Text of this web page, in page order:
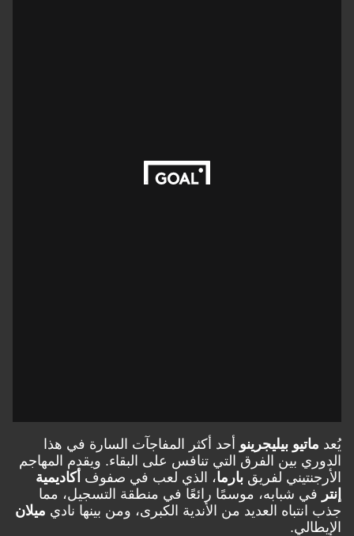
يُعد ماتيو بيليجرينو أحد أكثر المفاجآت السارة في هذا
الدوري بين الفرق التي تنافس على البقاء. ويقدم المهاجم
الأرجنتيني لفريق بارما، الذي لعب في صفوف أكاديمية
إنتر في شبابه، موسمًا رائعًا في منطقة التسجيل، مما
جذب انتباه العديد من الأندية الكبرى، ومن بينها نادي ميلان
الإيطالي.